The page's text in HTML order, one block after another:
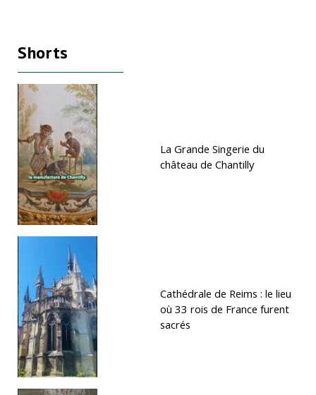
Shorts
La Grande Singerie du
château de Chantilly
Cathédrale de Reims : le lieu
où 33 rois de France furent
sacrés